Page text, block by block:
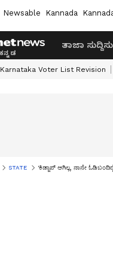
Newsable Kannada
ತಾಜಾ ಸುದ್ದಿ
Karnataka Voter List Revision
STATE 'ಕಿಡ್ನಾಪ್‌ ಆಗಿಲ್ಲ, ನಾನೇ